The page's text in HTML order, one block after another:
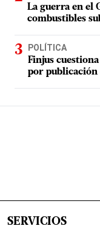
La guerra en el
combustibles
POLÍTICA
Finjus
por publicación
SERVICIOS